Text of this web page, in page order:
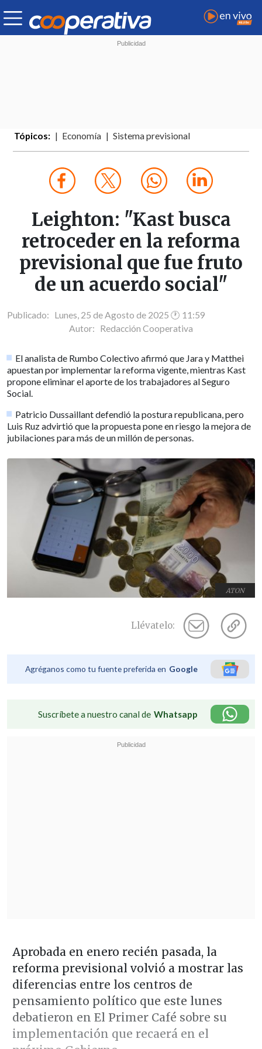
Tópicos: Economía Sistema previsional
Leighton: "Kast busca
retroceder en la reforma
previsional que fue fruto
de un acuerdo social"
Publicado: Lunes, 25 de Agosto de 2025 🕐 11:59
Autor: Redacción Cooperativa
El analista de Rumbo Colectivo afirmó que Jara y Matthei
apuestan por implementar la reforma vigente, mientras Kast
propone eliminar el aporte de los trabajadores al Seguro
Social.
Patricio Dussaillant defendió la postura republicana, pero
Luis Ruz advirtió que la propuesta pone en riesgo la mejora de
jubilaciones para más de un millón de personas.
ATON
Llévatelo:
Agréganos como tu fuente preferida en Google
Suscríbete a nuestro canal de Whatsapp
Aprobada en enero recién pasada, la
reforma previsional volvió a mostrar las
diferencias entre los centros de
pensamiento político que este lunes
debatieron en El Primer Café sobre su
implementación que recaerá en el